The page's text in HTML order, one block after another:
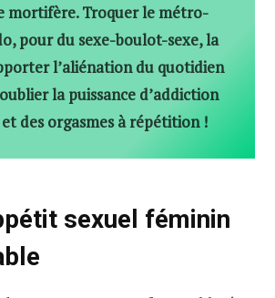
mortifère. Troquer le métro-
pour du sexe-boulot-sexe, la
l’aliénation du quotidien
la puissance d’addiction
des orgasmes à répétition !
sexuel féminin